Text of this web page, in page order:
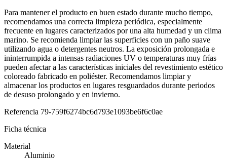
Para mantener el producto en buen estado durante mucho tiempo,
recomendamos una correcta limpieza periódica, especialmente
frecuente en lugares caracterizados por una alta humedad y un clima
marino. Se recomienda limpiar las superficies con un paño suave
utilizando agua o detergentes neutros. La exposición prolongada e
ininterrumpida a intensas radiaciones UV o temperaturas muy frías
pueden afectar a las características iniciales del revestimiento estético
coloreado fabricado en poliéster. Recomendamos limpiar y
almacenar los productos en lugares resguardados durante periodos
de desuso prolongado y en invierno.
Referencia 79-759f6274bc6d793e1093be6f6c0ae
Ficha técnica
Material
Aluminio